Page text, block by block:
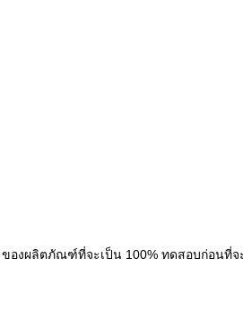
องผลิตภัณฑ์ที่จะเป็น 100% ทดสอบก่อนที่